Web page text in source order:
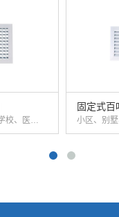
小区、别墅、厂房、学校、医院、商场、写字楼、办公楼、市政以及公共设施等场合风口。
固定式百